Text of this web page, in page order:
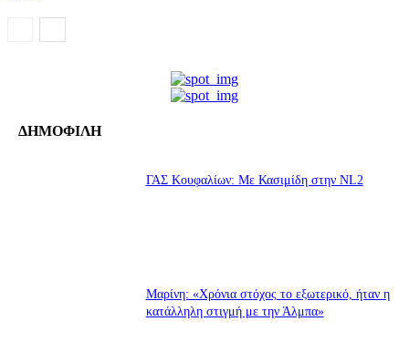
ΔΗΜΟΦΙΛΗ
ΓΑΣ Κουφαλίων: Με Κασιμίδη στην NL2
Μαρίνη: «Χρόνια στόχος το εξωτερικό, ήταν η
κατάλληλη στιγμή με την Άλμπα»